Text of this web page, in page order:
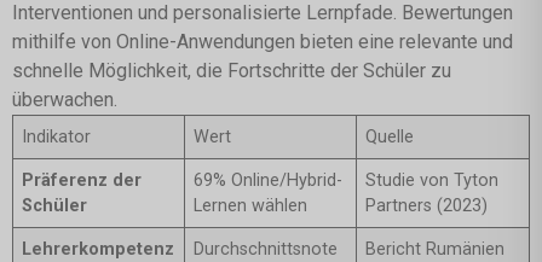
Interventionen und personalisierte Lernpfade. Bewertungen
mithilfe von Online-Anwendungen bieten eine relevante und
schnelle Möglichkeit, die Fortschritte der Schüler zu
überwachen.
Indikator Wert Quelle
Präferenz der
Schüler
69% Online/Hybrid-
Lernen wählen
Studie von Tyton
Partners (2023)
Lehrerkompetenz
Durchschnittsnote
Bericht Rumänien